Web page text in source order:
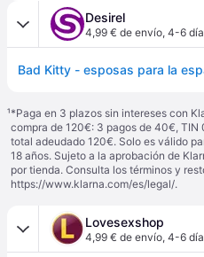
Desirel
4,99 € de envío, 4-6
¹*Paga en 3 plazos sin intereses con
compra de 120€: 3 pagos de 40€, TIN
total adeudado 120€. Solo es válido
18 años. Sujeto a la aprobación de
por tienda. Consulta los términos y
https://www.klarna.com/es/legal/.
Lovesexshop
4,99 € de envío, 4-6